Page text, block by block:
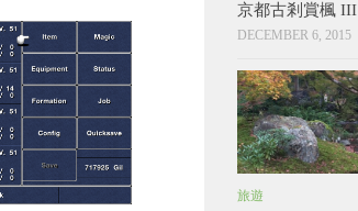
京都古剎賞楓 III
DECEMBER 6, 2015
旅遊